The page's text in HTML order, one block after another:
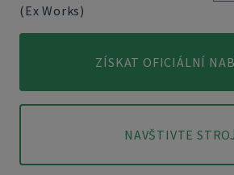
(Ex Works)
ZÍSKAT OFICIÁLNÍ
NAVŠTIVTE STROJ